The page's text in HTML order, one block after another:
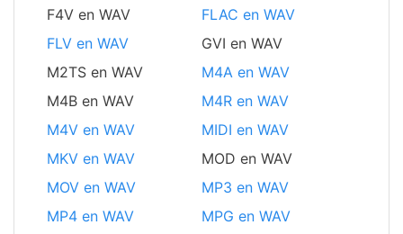
F4V en WAV
FLAC en WAV
FLV en WAV
GVI en WAV
M2TS en WAV
M4A en WAV
M4B en WAV
M4R en WAV
M4V en WAV
MIDI en WAV
MKV en WAV
MOD en WAV
MOV en WAV
MP3 en WAV
MP4 en WAV
MPG en WAV